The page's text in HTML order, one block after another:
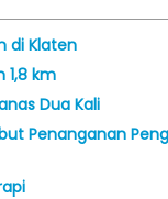
di Klaten
1,8 km
Dua Kali
Penanganan